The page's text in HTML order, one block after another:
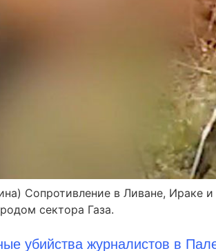
Сопротивление в Ливане,
сектора Газа.
убийства журналистов в